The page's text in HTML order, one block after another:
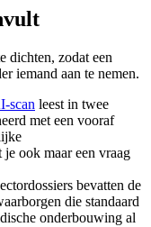
dichten, zodat een
iemand aan te nemen.
scan leest in twee
met een vooraf
ook maar een vraag
bevatten de
die standaard
onderbouwing al